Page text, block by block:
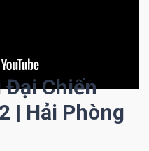
Đại Chiến
| Hải Phòng